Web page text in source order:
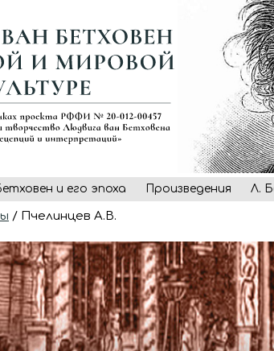
и его эпоха Произведения Л.
/ Пчелинцев А.В.